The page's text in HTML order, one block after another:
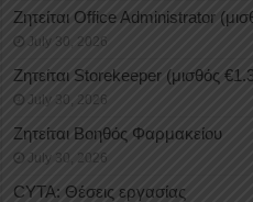
Ζητείται Office Administrator
July 30, 2026
Ζητείται Storekeeper (μισθός
July 30, 2026
Ζητείται Βοηθός Φαρμακείου
July 30, 2026
CYTA: Θέσεις εργασίας